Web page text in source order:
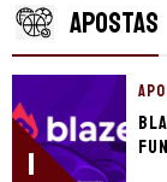
APOSTAS
1